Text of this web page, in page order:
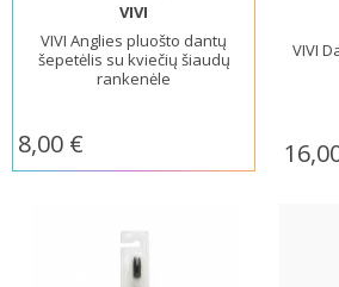
VIVI
VIVI Anglies pluošto dantų
šepetėlis su kviečių šiaudų
rankenėle
8,00 €
VIVI